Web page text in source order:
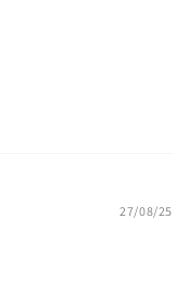
27/08/25